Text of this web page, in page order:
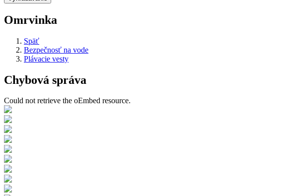
Omrvinka
Späť
Bezpečnosť na vode
Plávacie vesty
Chybová správa
Could not retrieve the oEmbed resource.